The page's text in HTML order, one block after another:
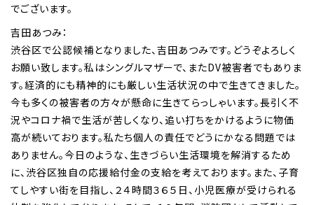
でございます。
吉田あつみ：
渋谷区で公認候補となりました、吉田あつみです。どうぞよろしく
お願い致します。私はシングルマザーで、またDV被害者でもありま
す。経済的にも精神的にも厳しい生活状況の中で生きてきました。
今も多くの被害者の方々が懸命に生きてらっしゃいます。長引く不
況やコロナ禍で生活が苦しくなり、追い打ちをかけるように物価
高が続いております。私たち個人の責任でどうにかなる問題では
ありません。今日のような、生きづらい生活環境を解消するため
に、渋谷区独自の応援給付金の支給を考えております。また、子育
てしやすい街を目指し、２４時間３６５日、小児医療が受けられる